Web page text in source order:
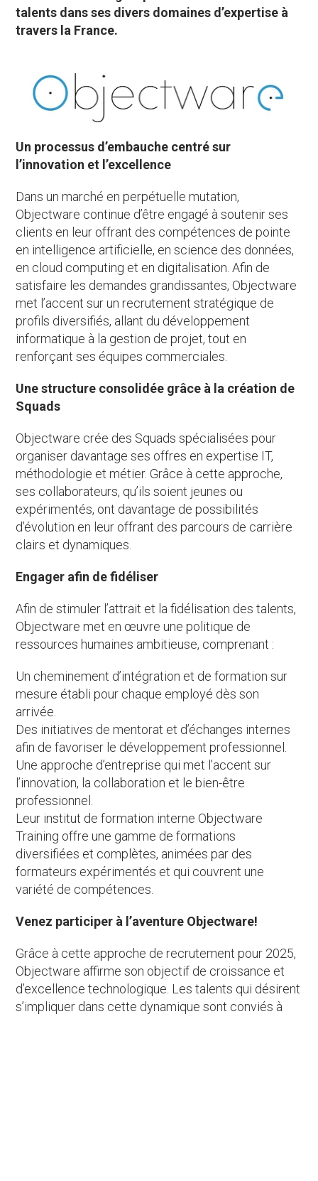
talents dans ses divers domaines d’expertise à
travers la France.
Un processus d’embauche centré sur
l’innovation et l’excellence
Dans un marché en perpétuelle mutation,
Objectware continue d’être engagé à soutenir ses
clients en leur offrant des compétences de pointe
en intelligence artificielle, en science des données,
en cloud computing et en digitalisation. Afin de
satisfaire les demandes grandissantes, Objectware
met l’accent sur un recrutement stratégique de
profils diversifiés, allant du développement
informatique à la gestion de projet, tout en
renforçant ses équipes commerciales.
Une structure consolidée grâce à la création de
Squads
Objectware crée des Squads spécialisées pour
organiser davantage ses offres en expertise IT,
méthodologie et métier. Grâce à cette approche,
ses collaborateurs, qu’ils soient jeunes ou
expérimentés, ont davantage de possibilités
d’évolution en leur offrant des parcours de carrière
clairs et dynamiques.
Engager afin de fidéliser
Afin de stimuler l’attrait et la fidélisation des talents,
Objectware met en œuvre une politique de
ressources humaines ambitieuse, comprenant :
Un cheminement d’intégration et de formation sur
mesure établi pour chaque employé dès son
arrivée.
Des initiatives de mentorat et d’échanges internes
afin de favoriser le développement professionnel.
Une approche d’entreprise qui met l’accent sur
l’innovation, la collaboration et le bien-être
professionnel.
Leur institut de formation interne Objectware
Training offre une gamme de formations
diversifiées et complètes, animées par des
formateurs expérimentés et qui couvrent une
variété de compétences.
Venez participer à l’aventure Objectware!
Grâce à cette approche de recrutement pour 2025,
Objectware affirme son objectif de croissance et
d’excellence technologique. Les talents qui désirent
s’impliquer dans cette dynamique sont conviés à